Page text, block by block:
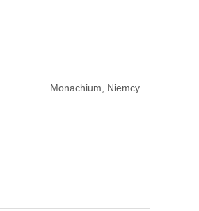
Monachium, Niemcy